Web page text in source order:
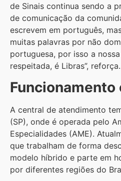
de Sinais continua sendo a
de comunicação da
escrevem em português,
muitas palavras por não
portuguesa, por isso a
respeitada, é Libras”, reforça.
A central de atendimento
(SP), onde é operada pelo
Especialidades (AME).
que trabalham de forma
modelo híbrido e parte em
por diferentes regiões do